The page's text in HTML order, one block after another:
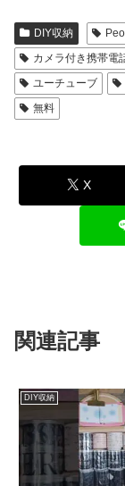
DIY収納
カメラ付き携帯電
ユーチューブ
無料
X
関連記事
DIY収納